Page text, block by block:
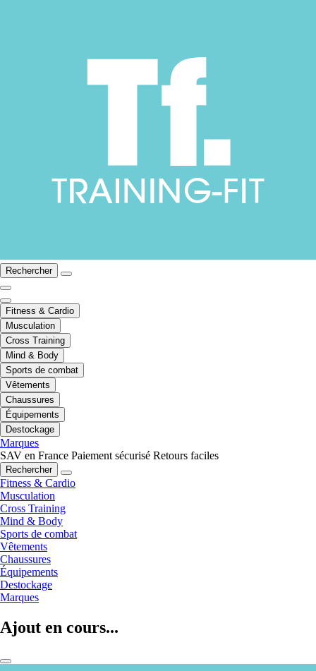
Rechercher
Fitness & Cardio
Musculation
Cross Training
Mind & Body
Sports de combat
Vêtements
Chaussures
Équipements
Destockage
Marques
SAV en France Paiement sécurisé Retours faciles
Rechercher
Fitness & Cardio
Musculation
Cross Training
Mind & Body
Sports de combat
Vêtements
Chaussures
Équipements
Destockage
Marques
Ajout en cours...